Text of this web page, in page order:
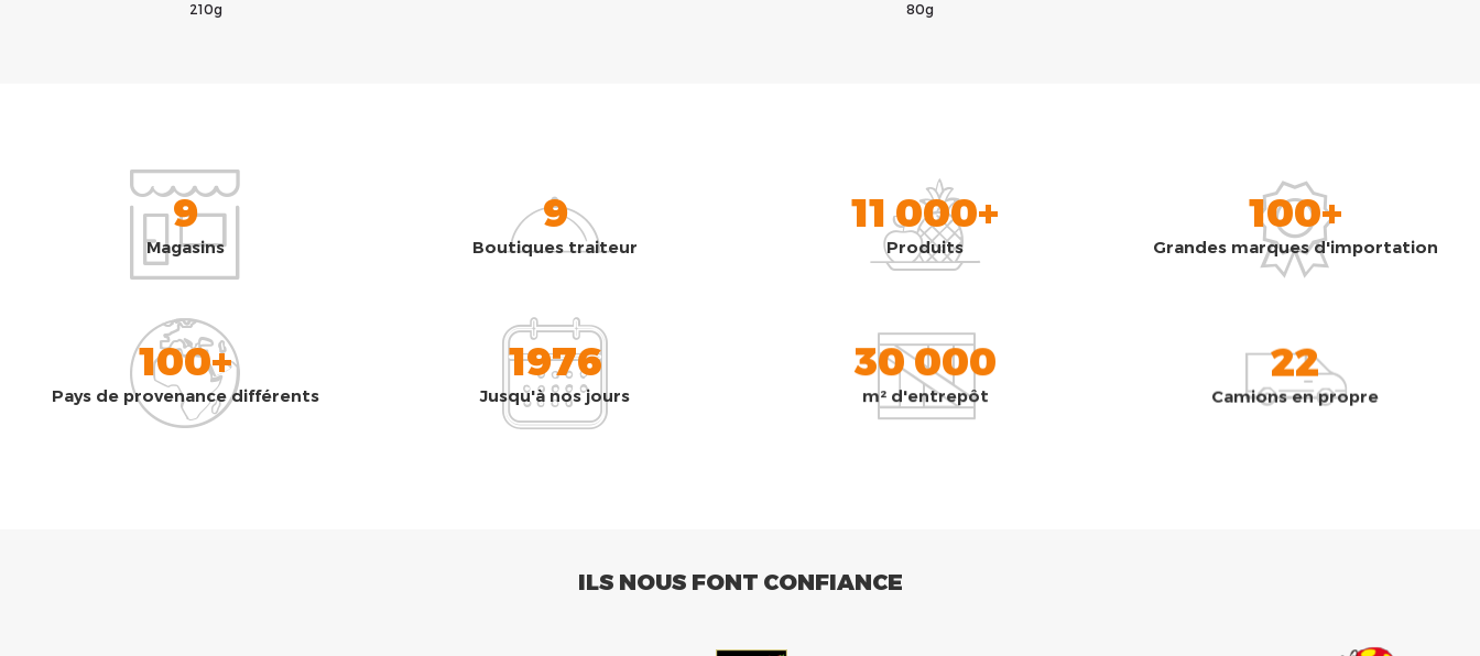
210g 80g
9
Magasins
9
Boutiques traiteur
11 000+
Produits
100+
Grandes marques d'importation
100+
Pays de provenance différents
1976
Jusqu'à nos jours
30 000
m² d'entrepôt
22
Camions en propre
ILS NOUS FONT CONFIANCE